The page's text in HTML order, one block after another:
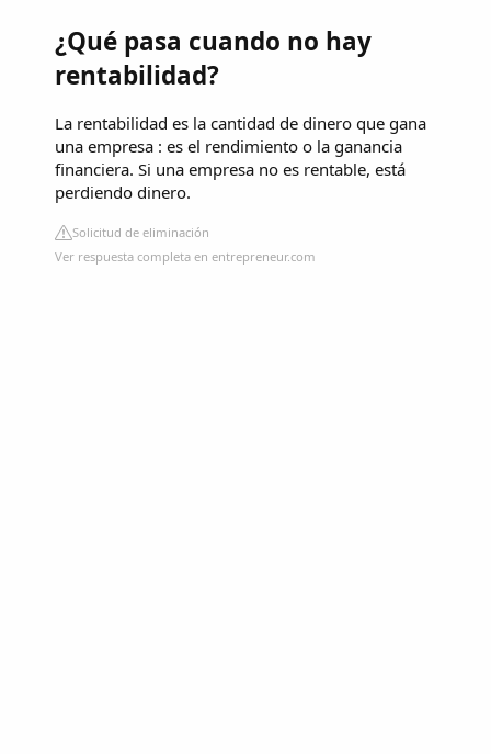
¿Qué pasa cuando no hay
rentabilidad?
La rentabilidad es la cantidad de dinero que gana
una empresa : es el rendimiento o la ganancia
financiera. Si una empresa no es rentable, está
perdiendo dinero.
Solicitud de eliminación
Ver respuesta completa en entrepreneur.com